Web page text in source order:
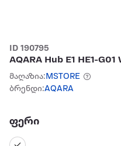
ID 190795
AQARA Hub E1 HE1-
მაღაზია: MSTORE
ბრენდი:AQARA
ფერი